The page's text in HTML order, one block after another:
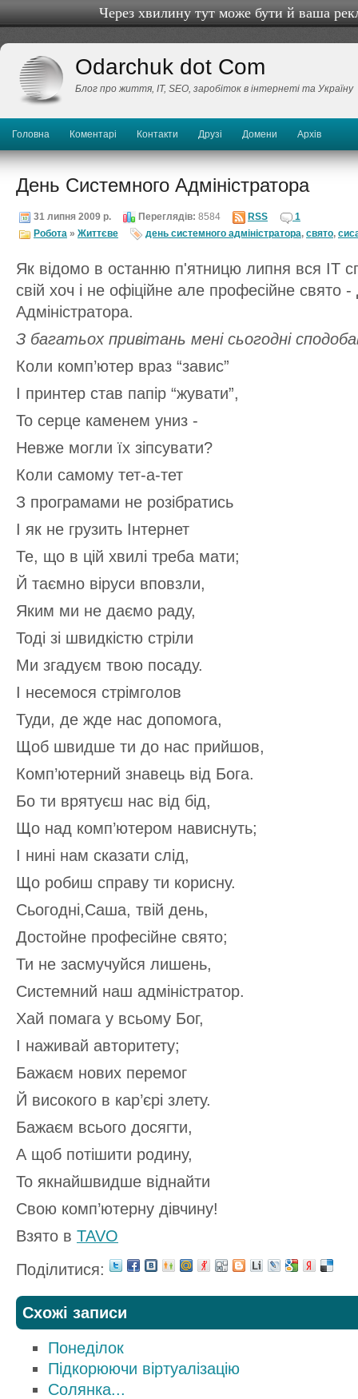
Через хвилину тут може бути й ваша
Odarchuk dot Com
Блог про життя, IТ, SEO, заробіток в інтернеті та Україну
Головна Коментарі Контакти Друзі Домени Архів
День Системного Адміністратора
31 липня 2009 р. Переглядів: 8584 RSS
1
Робота » Життєве день системного адміністратора, свято,
Як відомо в останню п'ятницю липня вся ІТ
свій хоч і не офіційне але професійне свято
Адміністратора.
З багатьох привітань мені сьогодні
Коли комп’ютер враз “завис”
І принтер став папір “жувати”,
То серце каменем униз -
Невже могли їх зіпсувати?
Коли самому тет-а-тет
З програмами не розібратись
І як не грузить Інтернет
Те, що в цій хвилі треба мати;
Й таємно віруси вповзли,
Яким ми не даємо раду,
Тоді зі швидкістю стріли
Ми згадуєм твою посаду.
І несемося стрімголов
Туди, де жде нас допомога,
Щоб швидше ти до нас прийшов,
Комп’ютерний знавець від Бога.
Бо ти врятуєш нас від бід,
Що над комп’ютером нависнуть;
І нині нам сказати слід,
Що робиш справу ти корисну.
Сьогодні,Саша, твій день,
Достойне професійне свято;
Ти не засмучуйся лишень,
Системний наш адміністратор.
Хай помага у всьому Бог,
І наживай авторитету;
Бажаєм нових перемог
Й високого в кар’єрі злету.
Бажаєм всього досягти,
А щоб потішити родину,
То якнайшвидше віднайти
Свою комп’ютерну дівчину!
Взято в TAVO
Поділитися:
Схожі записи
Понеділок
Підкорюючи віртуалізацію
Солянка...